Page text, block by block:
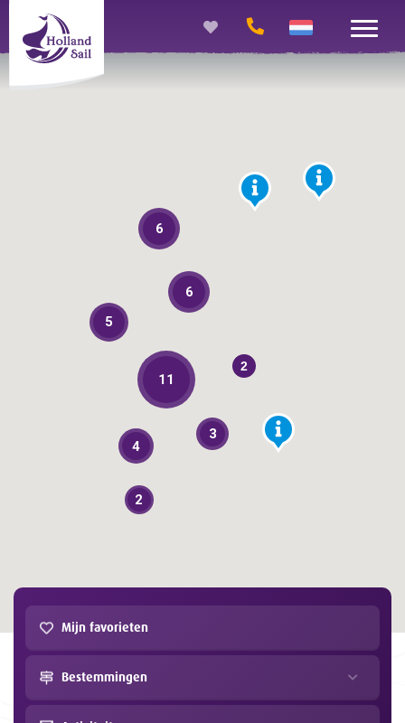
6
2
11
5
2
6
3
4
Mijn favorieten
Bestemmingen